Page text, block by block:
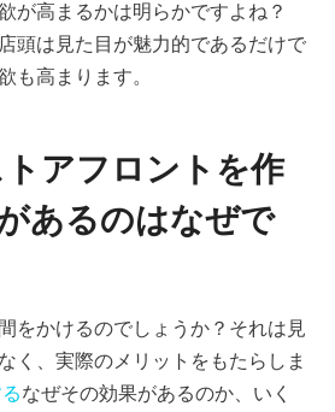
が高まるかは明らかですよね？
頭は見た目が魅力的であるだけで
も高まります。
アフロントを作
あるのはなぜで
をかけるのでしょうか？それは見
く、実際のメリットをもたらしま
なぜその効果があるのか、いく